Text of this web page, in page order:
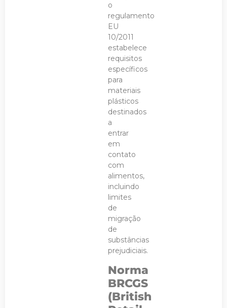
o
regulamento
EU
10/2011
estabelece
requisitos
específicos
para
materiais
plásticos
destinados
a
entrar
em
contato
com
alimentos,
incluindo
limites
de
migração
de
substâncias
prejudiciais.
Norma
BRCGS
(British